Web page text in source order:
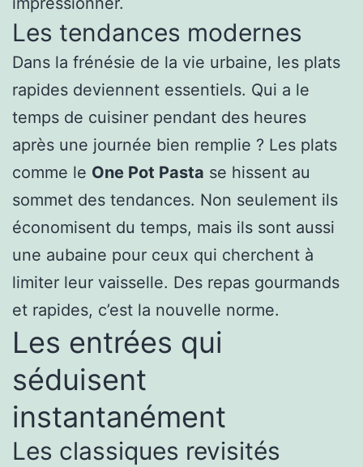
Les tendances modernes
Dans la frénésie de la vie urbaine, les plats
rapides deviennent essentiels. Qui a le
temps de cuisiner pendant des heures
après une journée bien remplie ? Les plats
comme le One Pot Pasta se hissent au
sommet des tendances. Non seulement ils
économisent du temps, mais ils sont aussi
une aubaine pour ceux qui cherchent à
limiter leur vaisselle. Des repas gourmands
et rapides, c’est la nouvelle norme.
Les entrées qui
séduisent
instantanément
Les classiques revisités